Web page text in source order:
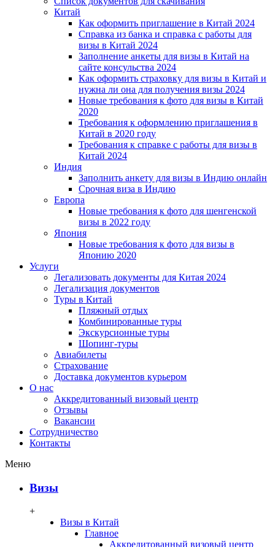
Китай
Как оформить приглашение в Китай 2024
Справка из банка и справка с работы для
визы в Китай 2024
Заполнение анкеты для визы в Китай на
сайте консульства 2024
Как оформить страховку для визы в Китай и
нужна ли она для получения визы 2024
Новые требования к фото для визы в Китай
2020
Требования к оформлению приглашения в
Китай в 2020 году
Требования к справке с работы для визы в
Китай 2024
Индия
Заполнить анкету для визы в Индию онлайн
Срочная виза в Индию
Европа
Новые требования к фото для шенгенской
визы в 2022 году
Япония
Новые требования к фото для визы в
Японию 2020
Услуги
Легализовать документы для Китая 2024
Легализация документов
Туры в Китай
Пляжный отдых
Комбинированные туры
Экскурсионные туры
Шопинг-туры
Авиабилеты
Страхование
Доставка документов курьером
О нас
Аккредитованный визовый центр
Отзывы
Вакансии
Сотрудничество
Контакты
Меню
Визы
+
Визы в Китай
Главное
Аккредитованный визовый центр